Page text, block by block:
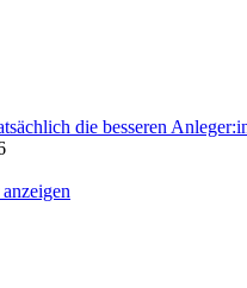
die besseren